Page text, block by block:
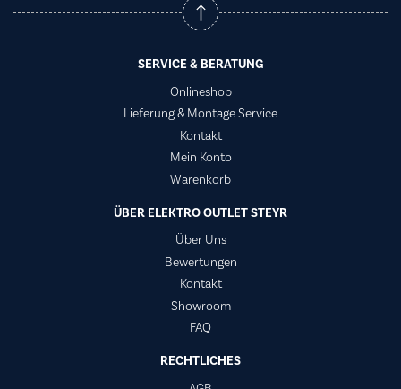
SERVICE & BERATUNG
Onlineshop
Lieferung & Montage Service
Kontakt
Mein Konto
Warenkorb
ÜBER ELEKTRO OUTLET STEYR
Über Uns
Bewertungen
Kontakt
Showroom
FAQ
RECHTLICHES